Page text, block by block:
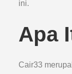
ini.
Apa
Cair33